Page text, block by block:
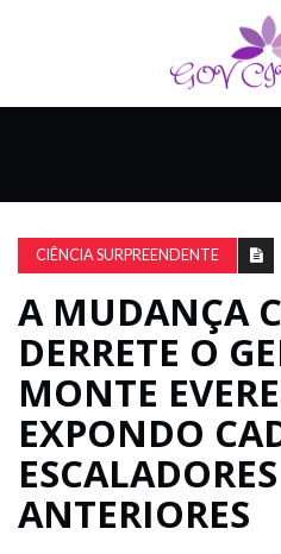
DO
THINK
COMPANHEIRO
COMEÇA
COM
UM
ESTRONDO
CIÊNCIA SURPREENDENTE
A MUDANÇA
DERRETE O
MONTE
EXPONDO
ESCALADORES
ANTERIORES